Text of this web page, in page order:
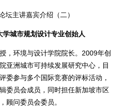
城市规划设计专业创始人
环境与设计学院院长。2009年创
亚洲城市可持续发展研究中心，目
委参与多个国际竞赛的评标活动，
委员会成员，同时担任新加坡市区
顾问委员会委员。